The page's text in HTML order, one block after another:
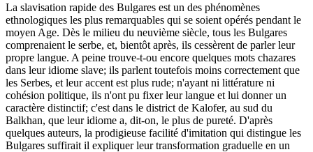
La slavisation rapide des Bulgares est un des phénomènes
ethnologiques les plus remarquables qui se soient opérés pendant le
moyen Age. Dès le milieu du neuvième siècle, tous les Bulgares
comprenaient le serbe, et, bientôt après, ils cessèrent de parler leur
propre langue. A peine trouve-t-ou encore quelques mots chazares
dans leur idiome slave; ils parlent toutefois moins correctement que
les Serbes, et leur accent est plus rude; n'ayant ni littérature ni
cohésion politique, ils n'ont pu fixer leur langue et lui donner un
caractère distinctif; c'est dans le district de Kalofer, au sud du
Balkhan, que leur idiome a, dit-on, le plus de pureté. D'après
quelques auteurs, la prodigieuse facilité d'imitation qui distingue les
Bulgares suffirait il expliquer leur transformation graduelle en un